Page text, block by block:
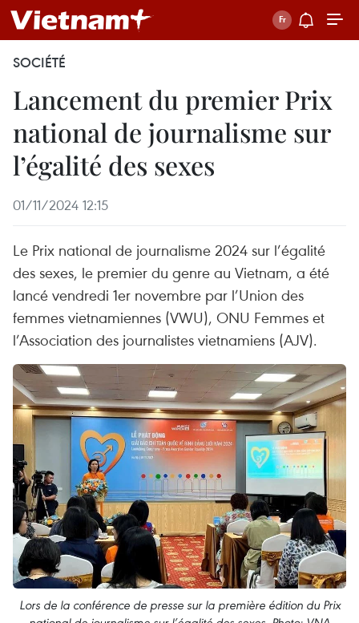
SOCIÉTÉ
Lancement du premier Prix
national de journalisme sur
l’égalité des sexes
01/11/2024 12:15
Le Prix national de journalisme 2024 sur l’égalité
des sexes, le premier du genre au Vietnam, a été
lancé vendredi 1er novembre par l’Union des
femmes vietnamiennes (VWU), ONU Femmes et
l’Association des journalistes vietnamiens (AJV).
Lors de la conférence de presse sur la première édition du Prix